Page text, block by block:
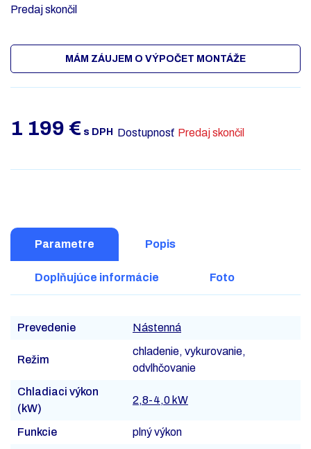
Predaj skončil
MÁM ZÁUJEM O VÝPOČET MONTÁŽE
1 199 € s DPH Dostupnosť Predaj skončil
Parametre Popis
Doplňujúce informácie Foto
Prevedenie Nástenná
Režim
chladenie, vykurovanie,
odvlhčovanie
Chladiaci výkon
(kW)
2,8-4,0 kW
Funkcie
plný výkon